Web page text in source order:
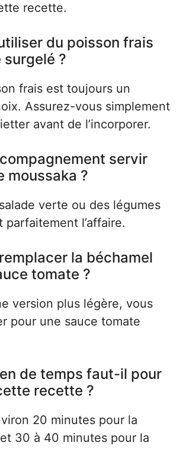
recette.
du poisson frais
?
frais est toujours un
Assurez-vous simplement
avant de l’incorporer.
servir
moussaka ?
verte ou des légumes
parfaitement l’affaire.
la béchamel
tomate ?
version plus légère, vous
pour une sauce tomate
de temps faut-il pour
recette ?
20 minutes pour la
30 à 40 minutes pour la